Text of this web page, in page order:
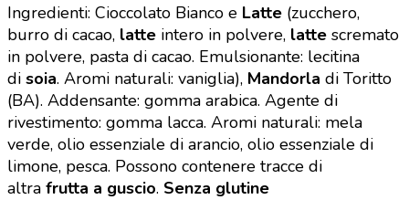
Ingredienti: Cioccolato Bianco e Latte (zucchero,
burro di cacao, latte intero in polvere, latte scremato
in polvere, pasta di cacao. Emulsionante: lecitina
di soia. Aromi naturali: vaniglia), Mandorla di Toritto
(BA). Addensante: gomma arabica. Agente di
rivestimento: gomma lacca. Aromi naturali: mela
verde, olio essenziale di arancio, olio essenziale di
limone, pesca. Possono contenere tracce di
altra frutta a guscio. Senza glutine